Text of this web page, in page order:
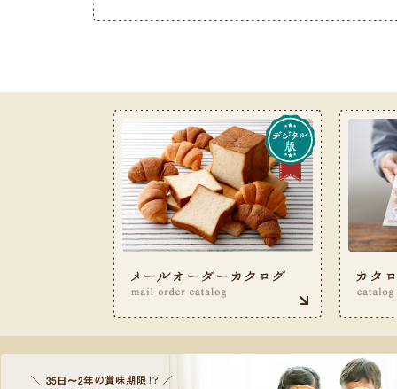
お客様サービス室フリーダイヤル 0120-487-050（